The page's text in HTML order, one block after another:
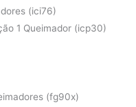
(ici76)
1 Queimador (icp30)
(fg90x)